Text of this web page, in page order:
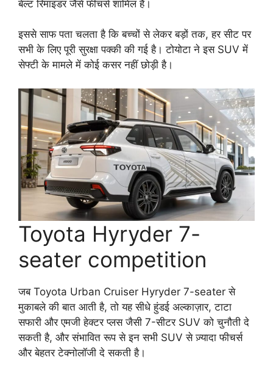
बेल्ट रिमाइंडर जैसे फीचर्स शामिल हैं।
इससे साफ पता चलता है कि बच्चों से लेकर बड़ों तक, हर सीट पर
सभी के लिए पूरी सुरक्षा पक्की की गई है। टोयोटा ने इस SUV में
सेफ्टी के मामले में कोई कसर नहीं छोड़ी है।
Toyota Hyryder 7-
seater competition
जब Toyota Urban Cruiser Hyryder 7-seater से
मुकाबले की बात आती है, तो यह सीधे हुंडई अल्काज़ार, टाटा
सफारी और एमजी हेक्टर प्लस जैसी 7-सीटर SUV को चुनौती दे
सकती है, और संभावित रूप से इन सभी SUV से ज़्यादा फीचर्स
और बेहतर टेक्नोलॉजी दे सकती है।